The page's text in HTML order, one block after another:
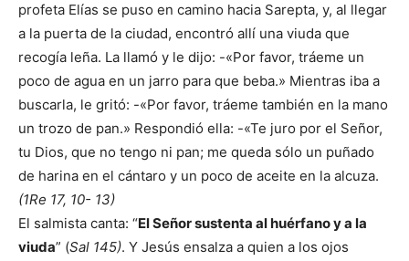
profeta Elías se puso en camino hacia Sarepta, y, al llegar
a la puerta de la ciudad, encontró allí una viuda que
recogía leña. La llamó y le dijo: -«Por favor, tráeme un
poco de agua en un jarro para que beba.» Mientras iba a
buscarla, le gritó: -«Por favor, tráeme también en la mano
un trozo de pan.» Respondió ella: -«Te juro por el Señor,
tu Dios, que no tengo ni pan; me queda sólo un puñado
de harina en el cántaro y un poco de aceite en la alcuza.
(1Re 17, 10- 13)
El salmista canta: “El Señor sustenta al huérfano y a la
viuda” (Sal 145). Y Jesús ensalza a quien a los ojos